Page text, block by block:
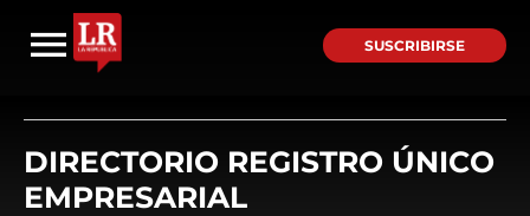
SUSCRIBIRSE
DIRECTORIO REGISTRO ÚNICO
EMPRESARIAL